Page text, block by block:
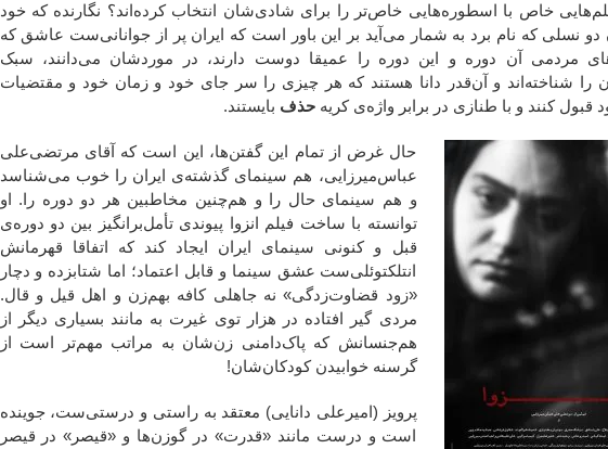
خاص با اسطوره‌هایی خاص‌تر را برای شادی‌شان انتخاب کرده‌اند؟ نگارنده که خود
دو نسلی که نام برد به شمار می‌آید بر این باور است که ایران پر از جوانانی‌ست عاشق که
مردمی آن دوره و این دوره را عمیقا دوست دارند، در موردشان می‌دانند، سبک
را شناخته‌اند و آن‌قدر دانا هستند که هر چیزی را سر جای خود و زمان خود و مقتضیات
قبول کنند و با طنازی در برابر واژه‌ی کریهحذف بایستند.
حال غرض از تمام این گفتن‌ها، این است که آقای مرتضی‌علی
عباس‌میرزایی، هم سینمای گذشته‌ی ایران را خوب می‌شناسد
و هم سینمای حال را و هم‌چنین مخاطبین هر دو دوره را. او
توانسته با ساخت فیلم انزوا پیوندی تأمل‌برانگیز بین دو دوره‌ی
قبل و کنونی سینمای ایران ایجاد کند که اتفاقا قهرمانش
انتلکتوئلی‌ست عشق سینما و قابل اعتماد؛ اما شتابزده و دچار
«زود قضاوت‌زدگی» نه جاهلی کافه بهم‌زن و اهل قیل و قال.
مردی گیر افتاده در هزار توی غیرت به مانند بسیاری دیگر از
هم‌جنسانش که پاک‌دامنی زن‌شان به مراتب مهم‌تر است از
گرسنه خوابیدن کودکان‌شان!
پرویز (امیرعلی دانایی) معتقد به راستی و درستی‌ست، جوینده
است و درست مانند «قدرت»‌ در گوزن‌ها و «قیصر» در قیصر